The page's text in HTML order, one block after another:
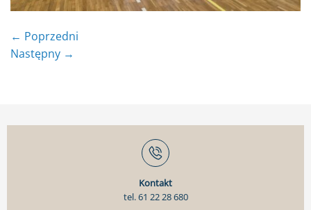
← Poprzedni
Następny →
Kontakt
tel. 61 22 28 680